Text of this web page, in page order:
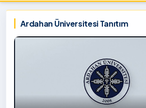
Ardahan Üniversitesi
Ardahan Üniversitesi Tanıtım